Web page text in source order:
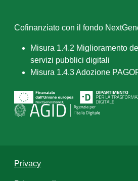
Cofinanziato con il fondo
Misura 1.4.2 Miglioramento
servizi pubblici digitali
Misura 1.4.3 Adozione
Privacy